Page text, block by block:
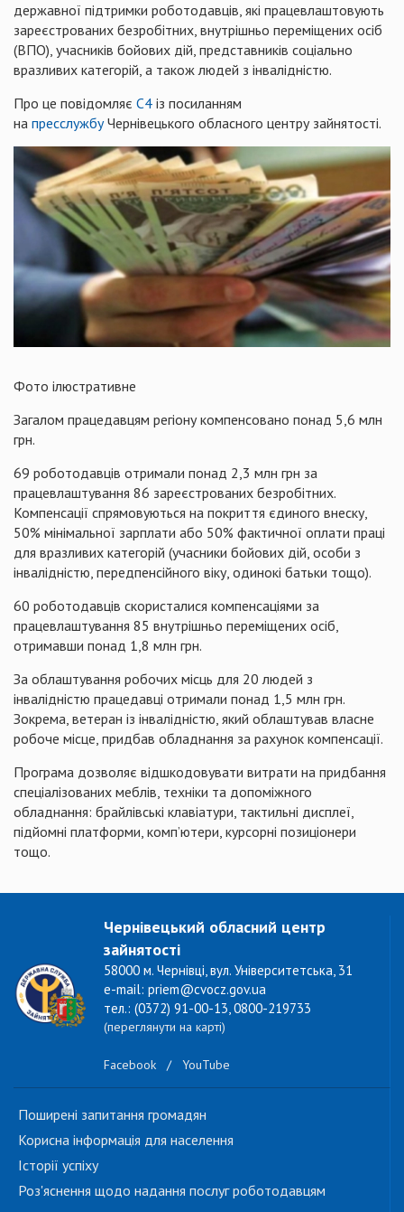
державної підтримки роботодавців, які працевлаштовують
зареєстрованих безробітних, внутрішньо переміщених осіб
(ВПО), учасників бойових дій, представників соціально
вразливих категорій, а також людей з інвалідністю.
Про це повідомляє С4 із посиланням
на пресслужбуЧернівецького обласного центру зайнятості.
Фото ілюстративне
Загалом працедавцям регіону компенсовано понад 5,6 млн
грн.
69 роботодавців отримали понад 2,3 млн грн за
працевлаштування 86 зареєстрованих безробітних.
Компенсації спрямовуються на покриття єдиного внеску,
50% мінімальної зарплати або 50% фактичної оплати праці
для вразливих категорій (учасники бойових дій, особи з
інвалідністю, передпенсійного віку, одинокі батьки тощо).
60 роботодавців скористалися компенсаціями за
працевлаштування 85 внутрішньо переміщених осіб,
отримавши понад 1,8 млн грн.
За облаштування робочих місць для 20 людей з
інвалідністю працедавці отримали понад 1,5 млн грн.
Зокрема, ветеран із інвалідністю, який облаштував власне
робоче місце, придбав обладнання за рахунок компенсації.
Програма дозволяє відшкодовувати витрати на придбання
спеціалізованих меблів, техніки та допоміжного
обладнання: брайлівські клавіатури, тактильні дисплеї,
підйомні платформи, комп’ютери, курсорні позиціонери
тощо.
Чернівецький обласний центр
зайнятості
58000 м. Чернівці, вул. Університетська, 31
e-mail: priem@cvocz.gov.ua
тел.: (0372) 91-00-13, 0800-219733
(переглянути на карті)
Facebook / YouTube
Поширені запитання громадян
Корисна інформація для населення
Історії успіху
Роз'яснення щодо надання послуг роботодавцям